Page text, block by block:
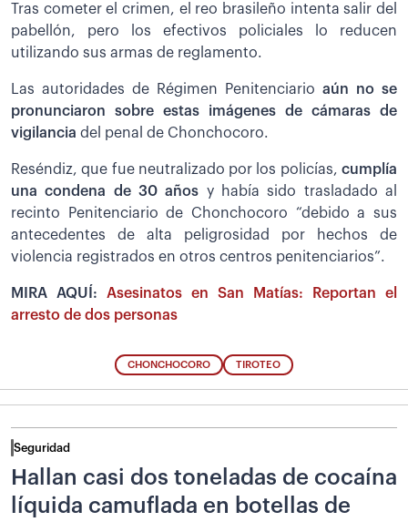
Tras cometer el crimen, el reo brasileño intenta salir del
pabellón, pero los efectivos policiales lo reducen
utilizando sus armas de reglamento.
Las autoridades de Régimen Penitenciario aún no se
pronunciaron sobre estas imágenes de cámaras de
vigilancia del penal de Chonchocoro.
Reséndiz, que fue neutralizado por los policías, cumplía
una condena de 30 años y había sido trasladado al
recinto Penitenciario de Chonchocoro “debido a sus
antecedentes de alta peligrosidad por hechos de
violencia registrados en otros centros penitenciarios”.
MIRA AQUÍ: Asesinatos en San Matías: Reportan el
arresto de dos personas
CHONCHOCORO TIROTEO
Seguridad
Hallan casi dos toneladas de cocaína
líquida camuflada en botellas de